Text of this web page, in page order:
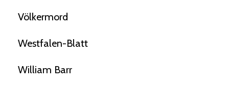
Völkermord
Westfalen-Blatt
William Barr